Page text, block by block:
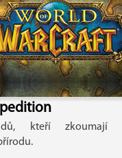
kteří zkoumají